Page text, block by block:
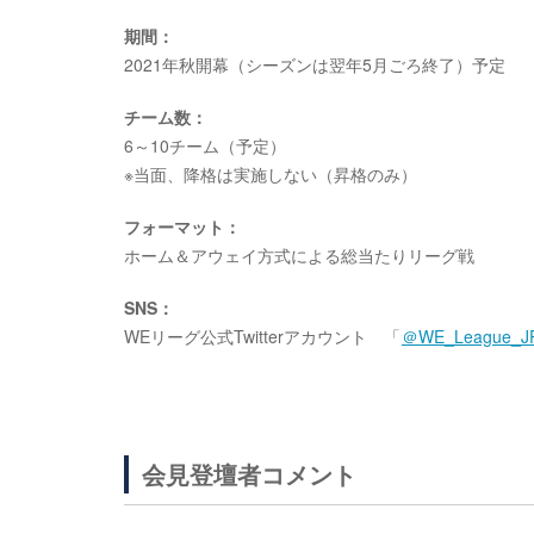
期間：
2021年秋開幕 （シーズンは翌年5月ごろ終了）予定
チーム数：
6～10チーム（予定）
※当面、降格は実施しない（昇格のみ）
フォーマット：
ホーム＆アウェイ方式による総当たりリーグ戦
SNS：
WEリーグ公式Twitterアカウント
「＠
会見登壇者コメント